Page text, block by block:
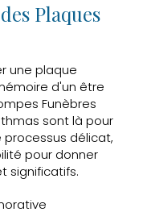
Plaques
une plaque
d'un être
Funèbres
sont là pour
délicat,
pour donner
significatifs.